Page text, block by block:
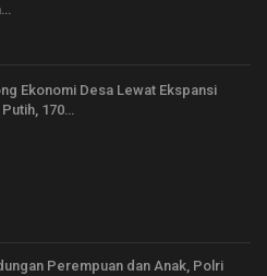
Ekonomi Desa Lewat Ekspansi
170…
Perempuan dan Anak, Polri